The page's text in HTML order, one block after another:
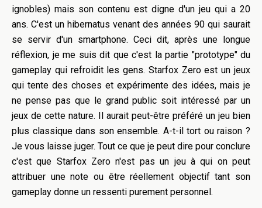
ignobles) mais son contenu est digne d'un jeu qui a 20
ans. C'est un hibernatus venant des années 90 qui saurait
se servir d'un smartphone. Ceci dit, après une longue
réflexion, je me suis dit que c'est la partie "prototype" du
gameplay qui refroidit les gens. Starfox Zero est un jeux
qui tente des choses et expérimente des idées, mais je
ne pense pas que le grand public soit intéressé par un
jeux de cette nature. Il aurait peut-être préféré un jeu bien
plus classique dans son ensemble. A-t-il tort ou raison ?
Je vous laisse juger. Tout ce que je peut dire pour conclure
c'est que Starfox Zero n'est pas un jeu à qui on peut
attribuer une note ou être réellement objectif tant son
gameplay donne un ressenti purement personnel.